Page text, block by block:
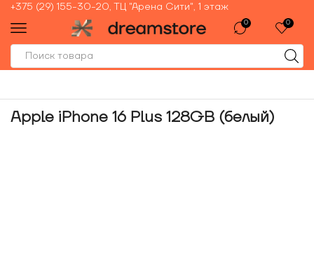
+375 (29) 155-30-20, ТЦ "Арена Сити", 1 этаж
0 0
Apple iPhone 16 Plus 128GB (белый)